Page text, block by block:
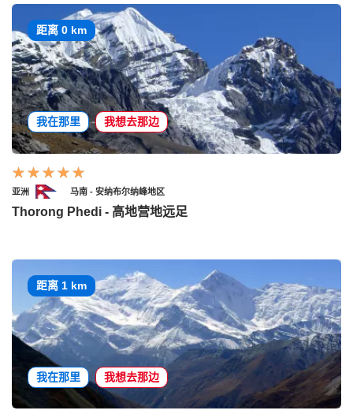
距离 0 km
我在那里 我想去那边
亚洲 马南 - 安纳布尔纳峰地区
Thorong Phedi - 高地营地远足
距离 1 km
我在那里 我想去那边